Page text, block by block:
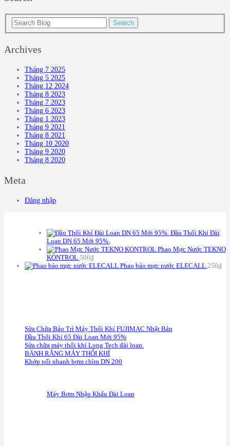
Archives
Tháng 7 2025
Tháng 5 2025
Tháng 12 2024
Tháng 8 2023
Tháng 7 2023
Tháng 6 2023
Tháng 1 2023
Tháng 9 2021
Tháng 8 2021
Tháng 10 2020
Tháng 9 2020
Tháng 8 2020
Meta
Đăng nhập
S
Đầu Thổi Khí Đài
Loan DN 65 Mới 95%.
Phao Mực Nước TEKNO
KONTROL 500₫
Phao báo mực nước ELECALL 250₫
Sửa Chữa Bảo Trì Máy Thổi Khí FUJIMAC Nhật Bản
Đầu Thổi Khí 65 Đài Loan Mới 95%
Sửa chữa máy thổi khí Long Tech đài loan.
BÁNH RĂNG MÁY THỔI KHÍ
Khớp nối nhanh bơm chìm DN 200
Máy Bơm Nhập Khẩu Đài Loan